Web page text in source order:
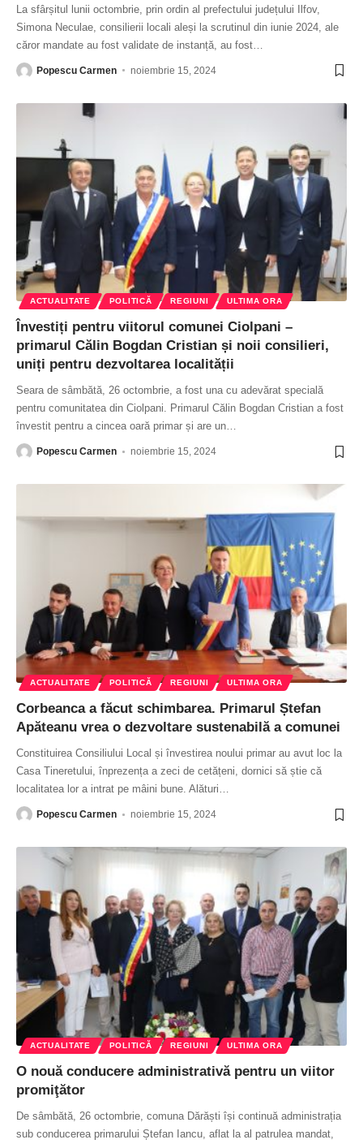
La sfârșitul lunii octombrie, prin ordin al prefectului județului Ilfov,
Simona Neculae, consilierii locali aleși la scrutinul din iunie 2024, ale
căror mandate au fost validate de instanță, au fost
Popescu Carmen noiembrie 15, 2024
ACTUALITATE POLITICĂ REGIUNI ULTIMA ORA
Învestiți pentru viitorul comunei Ciolpani –
primarul Călin Bogdan Cristian și noii consilieri,
uniți pentru dezvoltarea localității
Seara de sâmbătă, 26 octombrie, a fost una cu adevărat specială
pentru comunitatea din Ciolpani. Primarul Călin Bogdan Cristian a fost
învestit pentru a cincea oară primar și are un…
Popescu Carmen noiembrie 15, 2024
ACTUALITATE POLITICĂ REGIUNI ULTIMA ORA
Corbeanca a făcut schimbarea. Primarul Ștefan
Apăteanu vrea o dezvoltare sustenabilă a comunei
Constituirea Consiliului Local și învestirea noului primar au avut loc la
Casa Tineretului, înprezența a zeci de cetățeni, dornici să știe că
localitatea lor a intrat pe mâini bune. Alături…
Popescu Carmen noiembrie 15, 2024
ACTUALITATE POLITICĂ REGIUNI ULTIMA ORA
O nouă conducere administrativă pentru un viitor
promiţător
De sâmbătă, 26 octombrie, comuna Dărăști își continuă administrația
sub conducerea primarului Ștefan Iancu, aflat la al patrulea mandat,